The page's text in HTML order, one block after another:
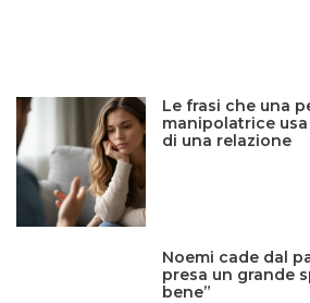
Le frasi che una
manipolatrice usa
di una relazione
Noemi cade dal
presa un grande
bene”